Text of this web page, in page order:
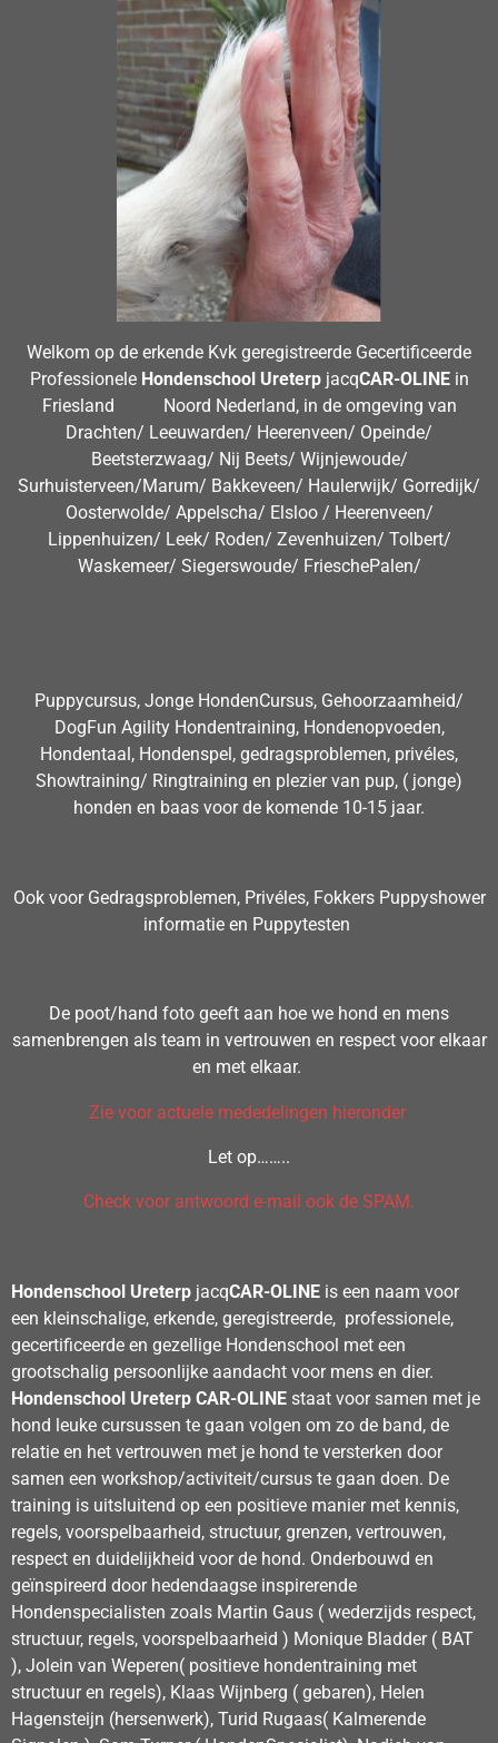
Welkom op de erkende Kvk geregistreerde Gecertificeerde
Professionele Hondenschool UreterpjacqCAR-OLINEin
Friesland Noord Nederland, in de omgeving van
Drachten/ Leeuwarden/ Heerenveen/ Opeinde/
Beetsterzwaag/ Nij Beets/ Wijnjewoude/
Surhuisterveen/Marum/ Bakkeveen/ Haulerwijk/ Gorredijk/
Oosterwolde/ Appelscha/ Elsloo / Heerenveen/
Lippenhuizen/ Leek/ Roden/ Zevenhuizen/ Tolbert/
Waskemeer/ Siegerswoude/ FrieschePalen/
Puppycursus, Jonge HondenCursus, Gehoorzaamheid/
DogFun Agility Hondentraining, Hondenopvoeden,
Hondentaal, Hondenspel, gedragsproblemen, privéles,
Showtraining/ Ringtraining en plezier van pup, ( jonge)
honden en baas voor de komende 10-15 jaar.
Ook voor Gedragsproblemen, Privéles, Fokkers Puppyshower
informatie en Puppytesten
De poot/hand foto geeft aan hoe we hond en mens
samenbrengen als team in vertrouwen en respect voor elkaar
en met elkaar.
Zie voor actuele mededelingen hieronder
Let op……..
Check voor antwoord e-mail ook de SPAM.
Hondenschool Ureterp jacqCAR-OLINE is een naam voor
een kleinschalige, erkende, geregistreerde, professionele,
gecertificeerde en gezellige Hondenschool met een
grootschalig persoonlijke aandacht voor mens en dier.
Hondenschool Ureterp CAR-OLINE staat voor samen met je
hond leuke cursussen te gaan volgen om zo de band, de
relatie en het vertrouwen met je hond te versterken door
samen een workshop/activiteit/cursus te gaan doen. De
training is uitsluitend op een positieve manier met kennis,
regels, voorspelbaarheid, structuur, grenzen, vertrouwen,
respect en duidelijkheid voor de hond. Onderbouwd en
geïnspireerd door hedendaagse inspirerende
Hondenspecialisten zoals Martin Gaus ( wederzijds respect,
structuur, regels, voorspelbaarheid ) Monique Bladder ( BAT
), Jolein van Weperen( positieve hondentraining met
structuur en regels), Klaas Wijnberg ( gebaren), Helen
Hagensteijn (hersenwerk), Turid Rugaas( Kalmerende